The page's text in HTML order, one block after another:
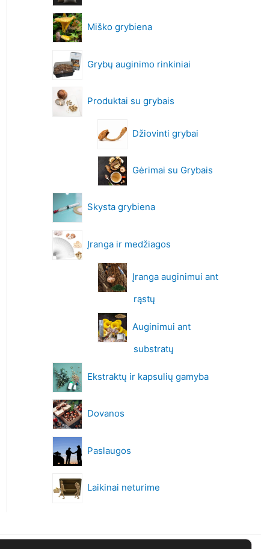
Miško grybiena
Grybų auginimo rinkiniai
Produktai su grybais
Džiovinti grybai
Gėrimai su Grybais
Skysta grybiena
Įranga ir medžiagos
Įranga auginimui ant
rąstų
Auginimui ant
substratų
Ekstraktų ir kapsulių gamyba
Dovanos
Paslaugos
Laikinai neturime